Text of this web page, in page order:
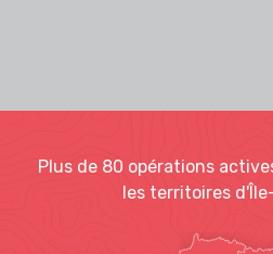
Plus de 80 opérations
les territoires